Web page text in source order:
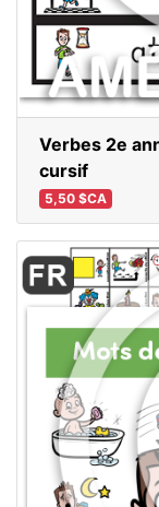
Verbes 2e
cursif
5,50 $CA